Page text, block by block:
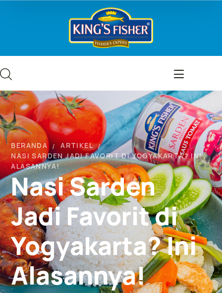
Nasi Sarden
Jadi Favorit di
Yogyakarta? Ini
Alasannya!
BERANDA
ARTIKEL
NASI SARDEN JADI FAVORIT DI YOGYAKARTA? INI
ALASANNYA!